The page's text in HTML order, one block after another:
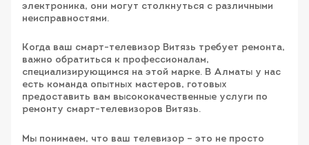
электроника, они могут столкнуться с различными
неисправностями.
Когда ваш смарт-телевизор Витязь требует ремонта,
важно обратиться к профессионалам,
специализирующимся на этой марке. В Алматы у нас
есть команда опытных мастеров, готовых
предоставить вам высококачественные услуги по
ремонту смарт-телевизоров Витязь.
Мы понимаем, что ваш телевизор – это не просто